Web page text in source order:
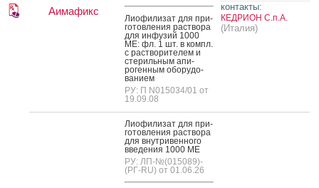
Аимафикс
Ли­офи­лизат для при­
готов­ле­ния рас­тво­ра
для ин­фу­зий 1000
МЕ: фл. 1 шт. в компл.
с рас­тво­рите­лем и
сте­риль­ным апи­
роген­ным обо­рудо­
вани­ем
РУ: П N015034/01 от
19.09.08
контакты:
КЕДРИОН С.п.А.
(Италия)
Ли­офи­лизат для при­
готов­ле­ния рас­тво­ра
для внут­ри­вен­но­го
вве­дения 1000 МЕ
РУ: ЛП-№(015089)-
(РГ-RU) от 01.06.26